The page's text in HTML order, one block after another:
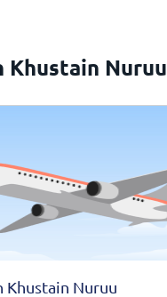
Khustain Nuruu
Khustain Nuruu